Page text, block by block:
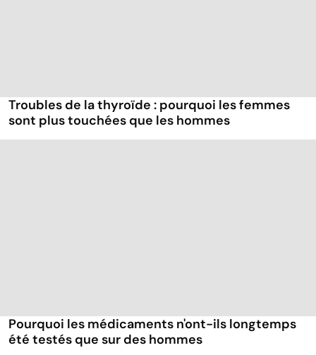
Troubles de la thyroïde : pourquoi les femmes
sont plus touchées que les hommes
Pourquoi les médicaments n'ont-ils longtemps
été testés que sur des hommes